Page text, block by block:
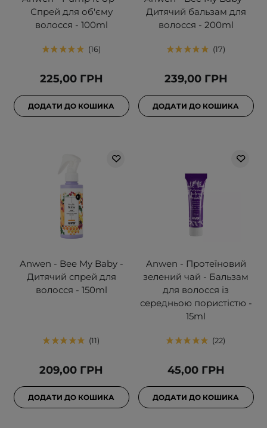
Спрей для об'єму
волосся - 100ml
16
225,00 ГРН
ДОДАТИ ДО КОШИКА
Дитячий бальзам для
волосся - 200ml
17
239,00 ГРН
ДОДАТИ ДО КОШИКА
Anwen - Bee My Baby -
Дитячий спрей для
волосся - 150ml
11
209,00 ГРН
ДОДАТИ ДО КОШИКА
Anwen - Протеїновий
зелений чай - Бальзам
для волосся із
середньою пористістю -
15ml
22
45,00 ГРН
ДОДАТИ ДО КОШИКА